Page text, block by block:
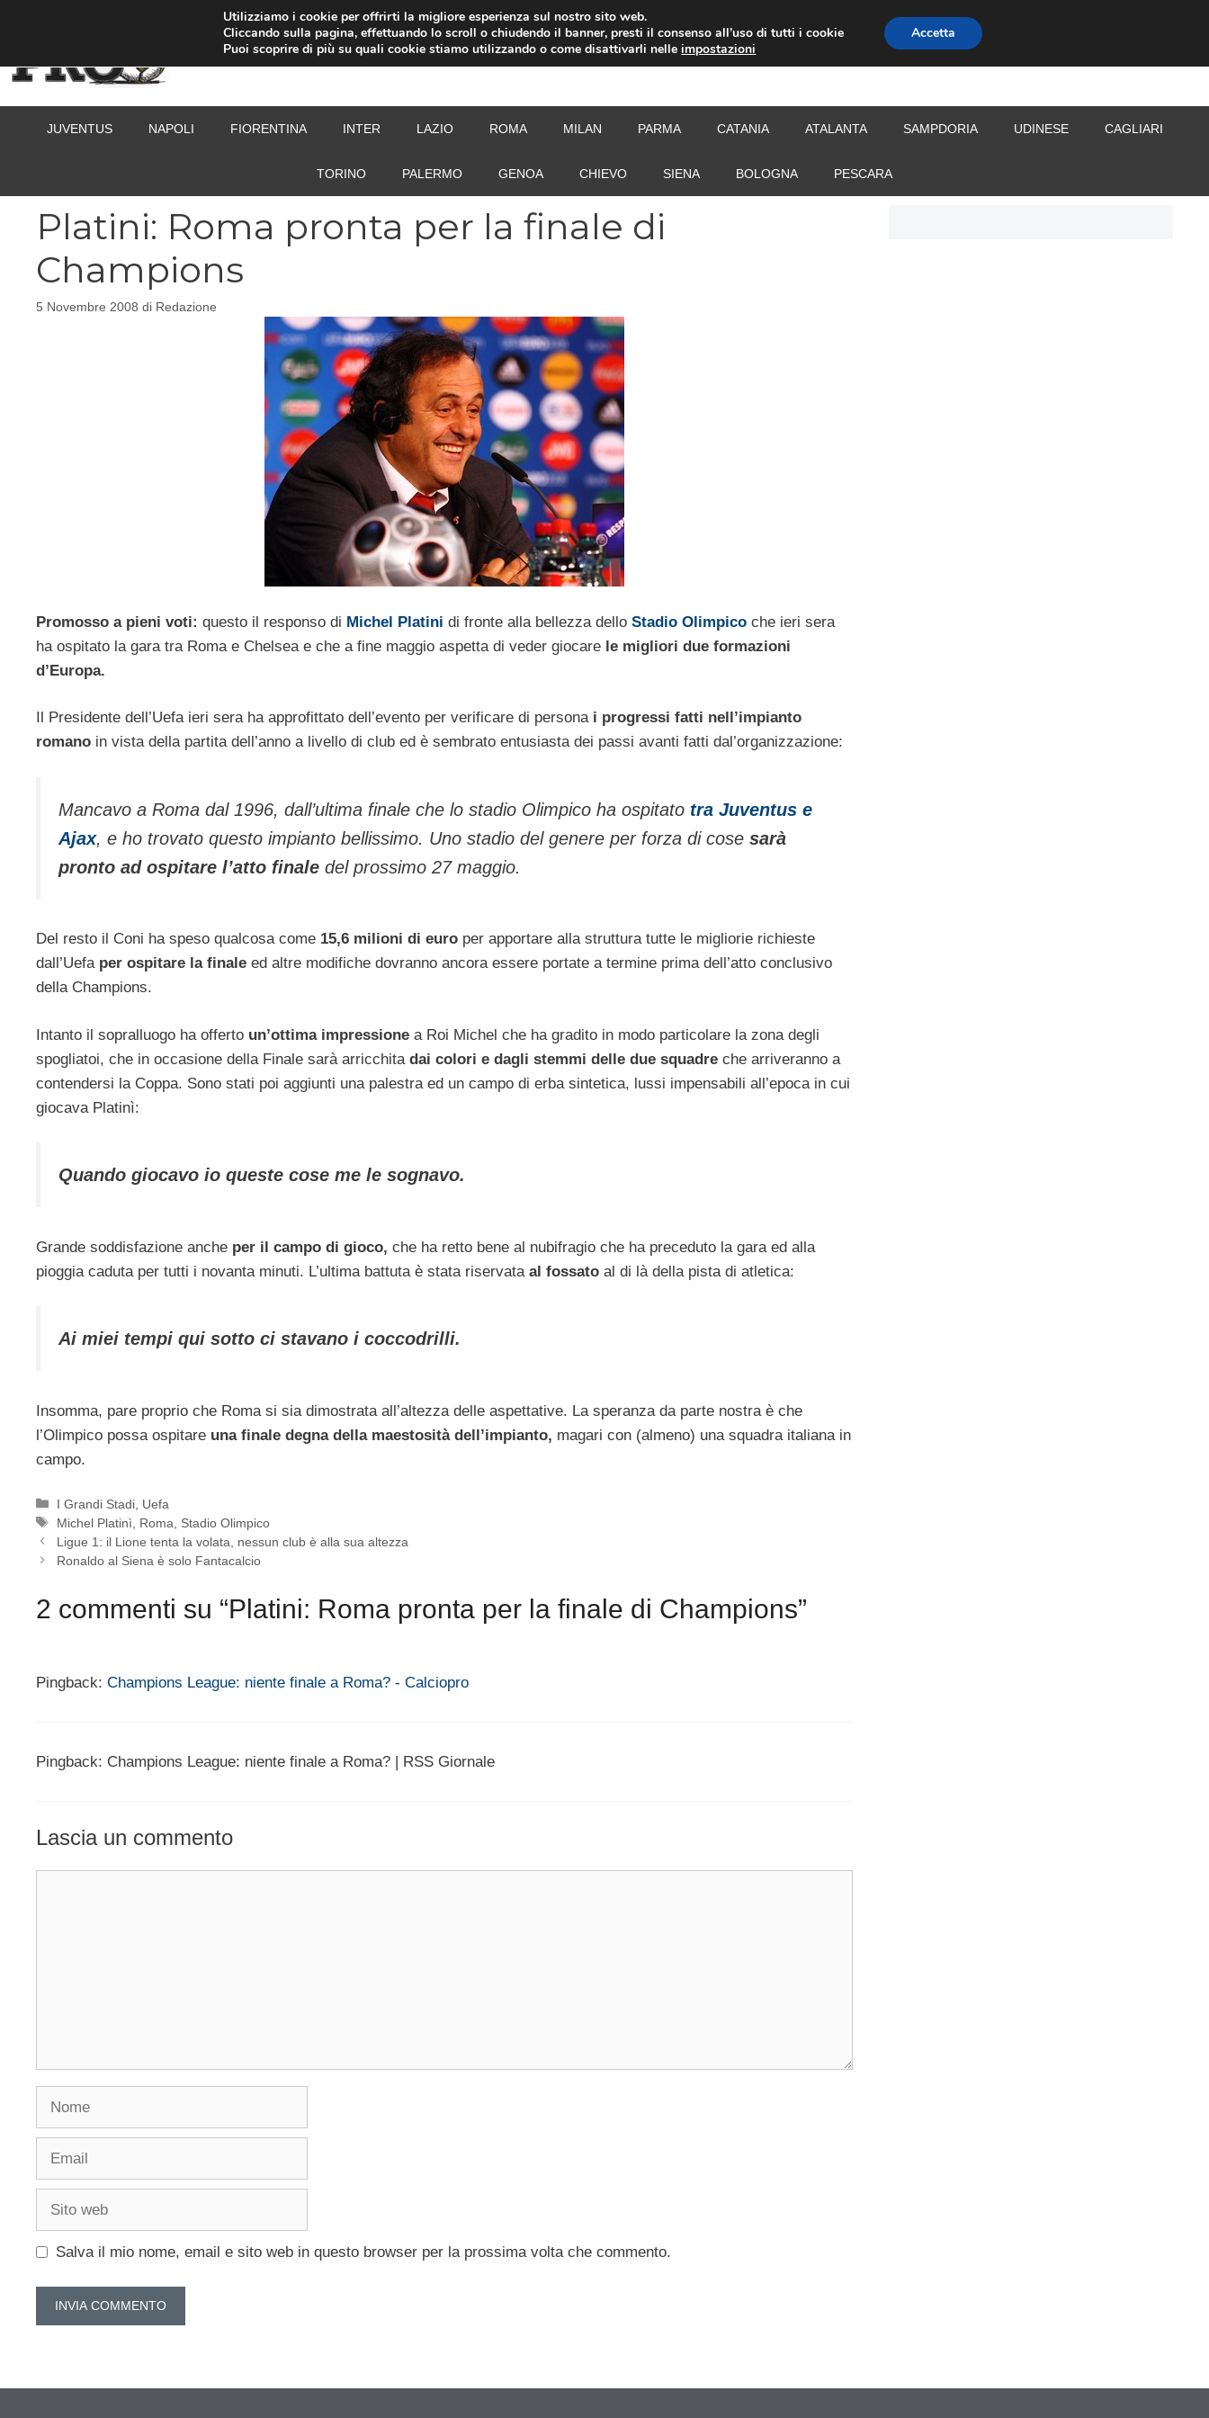
CALCIOMERCATO
JUVENTUS NAPOLI FIORENTINA INTER LAZIO ROMA MILAN PARMA CATANIA ATALANTA SAMPDORIA UDINESE CAGLIARI
TORINO PALERMO GENOA CHIEVO SIENA BOLOGNA PESCARA
Platini: Roma pronta per la finale di
Champions
5 Novembre 2008 di Redazione
Promosso a pieni voti: questo il responso di Michel Platini di fronte alla bellezza dello Stadio Olimpico che ieri sera
ha ospitato la gara tra Roma e Chelsea e che a fine maggio aspetta di veder giocare le migliori due formazioni
d’Europa.
Il Presidente dell’Uefa ieri sera ha approfittato dell’evento per verificare di persona i progressi fatti nell’impianto
romano in vista della partita dell’anno a livello di club ed è sembrato entusiasta dei passi avanti fatti dal’organizzazione:
Mancavo a Roma dal 1996, dall’ultima finale che lo stadio Olimpico ha ospitato tra Juventus e
Ajax, e ho trovato questo impianto bellissimo. Uno stadio del genere per forza di cose sarà
pronto ad ospitare l’atto finale del prossimo 27 maggio.
Del resto il Coni ha speso qualcosa come 15,6 milioni di euro per apportare alla struttura tutte le migliorie richieste
dall’Uefaper ospitare la finale ed altre modifiche dovranno ancora essere portate a termine prima dell’atto conclusivo
della Champions.
Intanto il sopralluogo ha offerto un’ottima impressione a Roi Michel che ha gradito in modo particolare la zona degli
spogliatoi, che in occasione della Finale sarà arricchita dai colori e dagli stemmi delle due squadre che arriveranno a
contendersi la Coppa. Sono stati poi aggiunti una palestra ed un campo di erba sintetica, lussi impensabili all’epoca in cui
giocava Platinì:
Quando giocavo io queste cose me le sognavo.
Grande soddisfazione anche per il campo di gioco, che ha retto bene al nubifragio che ha preceduto la gara ed alla
pioggia caduta per tutti i novanta minuti. L’ultima battuta è stata riservata al fossato al di là della pista di atletica:
Ai miei tempi qui sotto ci stavano i coccodrilli.
Insomma, pare proprio che Roma si sia dimostrata all’altezza delle aspettative. La speranza da parte nostra è che
l’Olimpico possa ospitare una finale degna della maestosità dell’impianto, magari con (almeno) una squadra italiana in
campo.
Categorie
I Grandi Stadi Uefa
Tag
Michel Platinì Roma
Stadio Olimpico
Ligue 1: il Lione tenta la volata, nessun club è alla sua altezza
Ronaldo al Siena è solo Fantacalcio
2 commenti su “Platini: Roma pronta per la finale di Champions”
Pingback: Champions League: niente finale a Roma? - Calciopro
Pingback: Champions League: niente finale a Roma? | RSS Giornale
Lascia un commento
Salva il mio nome, email e sito web in questo browser per la prossima volta che commento.
Utilizziamo i cookie per offrirti la migliore esperienza sul nostro sito web.
Cliccando sulla pagina, effettuando lo scroll o chiudendo il banner, presti il consenso all’uso di tutti i cookie
Puoi scoprire di più su quali cookie stiamo utilizzando o come disattivarli nelleimpostazioni
Accetta